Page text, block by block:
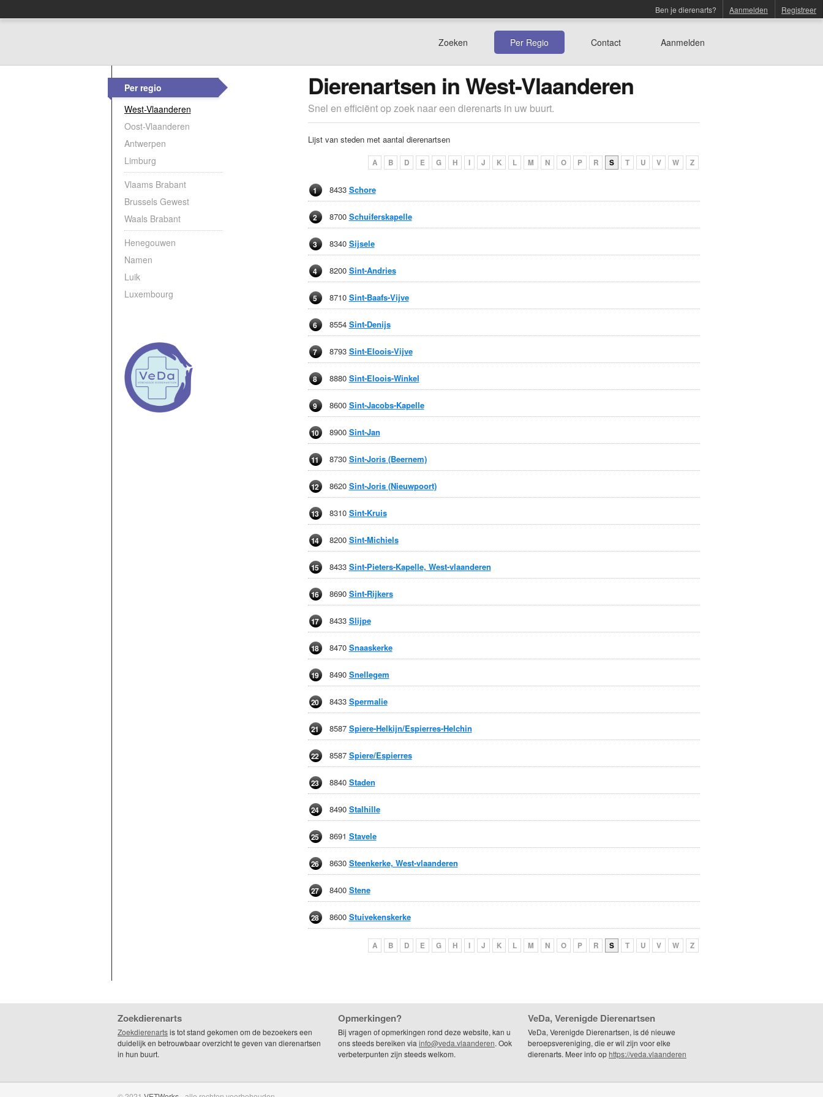
Aanmelden Registreer
Ben je dierenarts?
Zoeken Per Regio Contact Aanmelden
Per regio
West-Vlaanderen
Oost-Vlaanderen
Antwerpen
Limburg
Vlaams Brabant
Brussels Gewest
Waals Brabant
Henegouwen
Namen
Luik
Luxembourg
Dierenartsen in West-Vlaanderen
Snel en efficiënt op zoek naar een dierenarts in uw buurt.
Lijst van steden met aantal dierenartsen
A B D E G H I J K L M N O P R S T U V W Z
1 8433 Schore
2 8700 Schuiferskapelle
3 8340 Sijsele
4 8200 Sint-Andries
5 8710 Sint-Baafs-Vijve
6 8554 Sint-Denijs
7 8793 Sint-Eloois-Vijve
8 8880 Sint-Eloois-Winkel
9 8600 Sint-Jacobs-Kapelle
10 8900 Sint-Jan
11 8730 Sint-Joris (Beernem)
12 8620 Sint-Joris (Nieuwpoort)
13 8310 Sint-Kruis
14 8200 Sint-Michiels
15 8433 Sint-Pieters-Kapelle, West-vlaanderen
16 8690 Sint-Rijkers
17 8433 Slijpe
18 8470 Snaaskerke
19 8490 Snellegem
20 8433 Spermalie
21 8587 Spiere-Helkijn/Espierres-Helchin
22 8587 Spiere/Espierres
23 8840 Staden
24 8490 Stalhille
25 8691 Stavele
26 8630 Steenkerke, West-vlaanderen
27 8400 Stene
28 8600 Stuivekenskerke
A B D E G H I J K L M N O P R S T U V W Z
Zoekdierenarts
Zoekdierenartsis tot stand gekomen om de bezoekers een
duidelijk en betrouwbaar overzicht te geven van dierenartsen
in hun buurt.
Opmerkingen?
Bij vragen of opmerkingen rond deze website, kan u
ons steeds bereiken via info@veda.vlaanderen. Ook
verbeterpunten zijn steeds welkom.
VeDa, Verenigde Dierenartsen
VeDa, Verenigde Dierenartsen, is dé nieuwe
beroepsvereniging, die er wil zijn voor elke
dierenarts. Meer info ophttps://veda.vlaanderen